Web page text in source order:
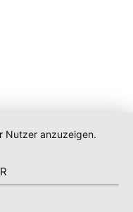
Nutzer anzuzeigen.